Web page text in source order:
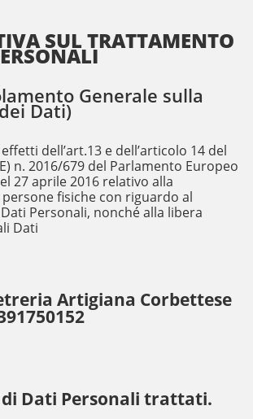
SUL TRATTAMENTO
Generale sulla
Dati)
dell’art.13 e dell’articolo 14 del
n. 2016/679 del Parlamento Europeo
27 aprile 2016 relativo alla
fisiche con riguardo al
Personali, nonché alla libera
Dati
Artigiana Corbettese
di Dati Personali trattati.